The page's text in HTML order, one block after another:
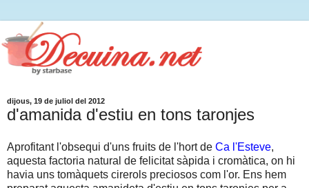
dijous, 19 de juliol del 2012
d'amanida d'estiu en tons taronjes
Aprofitant l'obsequi d'uns fruits de l'hort de Ca l'Esteve,
aquesta factoria natural de felicitat sàpida i cromàtica, on hi
havia uns tomàquets cirerols preciosos com l'or. Ens hem